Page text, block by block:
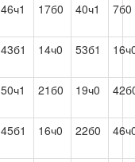
46ч1 17б0 40ч1 7б0
43б1 14ч0 53б1
50ч1 21б0 19ч0
45б1 16ч0 22б0